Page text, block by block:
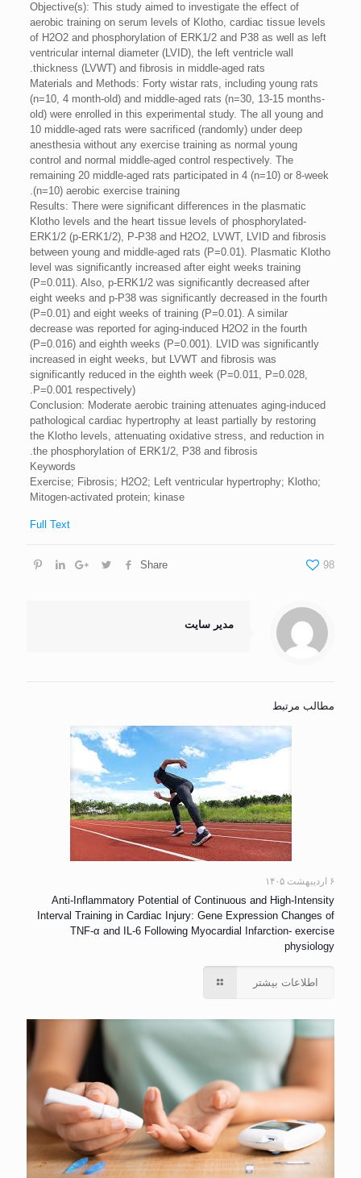
Objective(s): This study aimed to investigate the effect of
aerobic training on serum levels of Klotho, cardiac tissue levels
of H2O2 and phosphorylation of ERK1/2 and P38 as well as left
ventricular internal diameter (LVID), the left ventricle wall
thickness (LVWT) and fibrosis in middle-aged rats.
Materials and Methods: Forty wistar rats, including young rats
(n=10, 4 month-old) and middle-aged rats (n=30, 13-15 months-
old) were enrolled in this experimental study. The all young and
10 middle-aged rats were sacrificed (randomly) under deep
anesthesia without any exercise training as normal young
control and normal middle-aged control respectively. The
remaining 20 middle-aged rats participated in 4 (n=10) or 8-week
(n=10) aerobic exercise training.
Results: There were significant differences in the plasmatic
Klotho levels and the heart tissue levels of phosphorylated-
ERK1/2 (p-ERK1/2), P-P38 and H2O2, LVWT, LVID and fibrosis
between young and middle-aged rats (P=0.01). Plasmatic Klotho
level was significantly increased after eight weeks training
(P=0.011). Also, p-ERK1/2 was significantly decreased after
eight weeks and p-P38 was significantly decreased in the fourth
(P=0.01) and eight weeks of training (P=0.01). A similar
decrease was reported for aging-induced H2O2 in the fourth
(P=0.016) and eighth weeks (P=0.001). LVID was significantly
increased in eight weeks, but LVWT and fibrosis was
significantly reduced in the eighth week (P=0.011, P=0.028,
P=0.001 respectively).
Conclusion: Moderate aerobic training attenuates aging-induced
pathological cardiac hypertrophy at least partially by restoring
the Klotho levels, attenuating oxidative stress, and reduction in
the phosphorylation of ERK1/2, P38 and fibrosis.
Keywords
Exercise; Fibrosis; H2O2; Left ventricular hypertrophy; Klotho;
Mitogen-activated protein; kinase
Full Text
Share 98
مدیر سایت
مطالب مرتبط
۶ اردیبهشت ۱۴۰۵
Anti-Inflammatory Potential of Continuous and High-Intensity
Interval Training in Cardiac Injury: Gene Expression Changes of
TNF-α and IL-6 Following Myocardial Infarction- exercise
physiology
اطلاعات بیشتر